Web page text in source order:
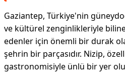
Gaziantep, Türkiye'nin
ve kültürel zenginlikleriyle
edenler için önemli bir durak
şehrin bir parçasıdır. Nizip,
gastronomisiyle ünlü bir yer